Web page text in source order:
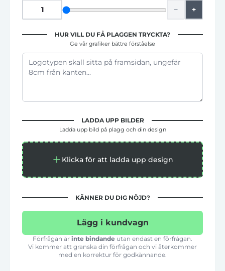
− +
HUR VILL DU FÅ PLAGGEN TRYCKTA?
Ge vår grafiker bättre förståelse
LADDA UPP BILDER
Ladda upp bild på plagg och din design
Klicka för att ladda upp design
KÄNNER DU DIG NÖJD?
Lägg i kundvagn
Förfrågan är inte bindande utan endast en förfrågan.
Vi kommer att granska din förfrågan och vi återkommer
med en korrektur för godkännande.